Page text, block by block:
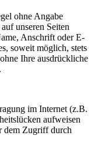
ohne Angabe
unseren Seiten
Anschrift oder E-
soweit möglich, stets
Ihre ausdrückliche
im Internet (z.B.
aufweisen
dem Zugriff durch